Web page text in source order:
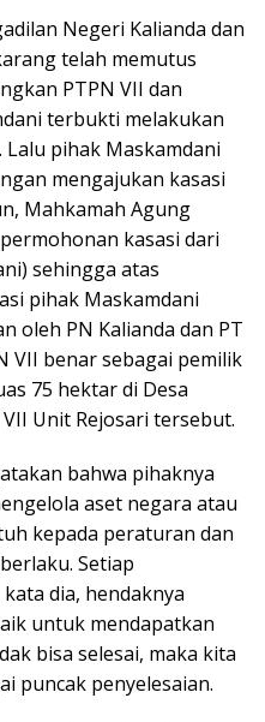
Negeri Kalianda dan
telah memutus
PTPN VII dan
terbukti melakukan
pihak Maskamdani
mengajukan kasasi
Mahkamah Agung
kasasi dari
sehingga atas
pihak Maskamdani
oleh PN Kalianda dan PT
VII benar sebagai pemilik
75 hektar di Desa
Unit Rejosari tersebut.
bahwa pihaknya
aset negara atau
kepada peraturan dan
Setiap
dia, hendaknya
untuk mendapatkan
bisa selesai, maka kita
puncak penyelesaian.